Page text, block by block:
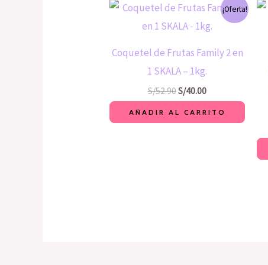
¡Oferta!
Coquetel de Frutas Family 2 en
1 SKALA – 1kg.
S/52.90
El
original
S/52.90.
S/40.00
El
precio
actual
S/40.00.
AÑADIR AL CARRITO